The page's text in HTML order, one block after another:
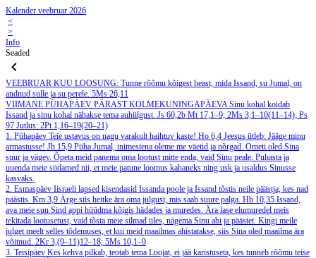
Kalender veebruar 2026
<
>
Info
Seaded
VEEBRUAR KUU LOOSUNG: Tunne rõõmu kõigest heast, mida Issand, su Jumal, on
andnud sulle ja su perele. 5Ms 26,11
VIIMANE PÜHAPÄEV PÄRAST KOLMEKUNINGAPÄEVASinu kohal koidab
Issand ja sinu kohal nähakse tema auhiilgust. Js 60,2b Mt 17,1–9; 2Ms 3,1–10(11–14); Ps
97 Jutlus: 2Pt 1,16–19(20–21)
1. Pühapäev Teie ustavus on nagu varakult haihtuv kaste! Ho 6,4 Jeesus ütleb: Jääge minu
armastusse! Jh 15,9 Püha Jumal, inimestena oleme me väetid ja nõrgad. Ometi oled Sina
suur ja vägev. Õpeta meid panema oma lootust mitte enda, vaid Sinu peale. Puhasta ja
uuenda meie südamed nii, et meie patune loomus kahaneks ning usk ja usaldus Sinusse
kasvaks.
2. Esmaspäev Iisraeli lapsed kisendasid Issanda poole ja Issand tõstis neile päästja, kes nad
päästis. Km 3,9 Ärge siis heitke ära oma julgust, mis saab suure palga. Hb 10,35 Issand,
ava meie suu Sind appi hüüdma kõigis hädades ja muredes. Ära lase elumuredel meis
tekitada lootusetust, vaid tõsta meie silmad üles, nägema Sinu abi ja päästet. Kingi meile
julget meelt selles tõdemuses, et kui meid maailmas ahistatakse, siis Sina oled maailma ära
võitnud. 2Kr 3,(9–11)12–18; 5Ms 10,1–9
3. Teisipäev Kes kehva pilkab, teotab tema Loojat, ei jää karistuseta, kes tunneb rõõmu teise